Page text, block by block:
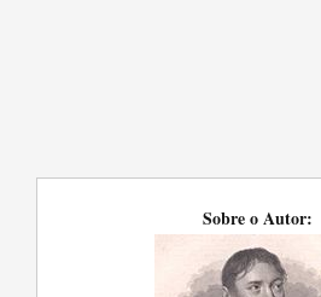
Sobre o Autor: